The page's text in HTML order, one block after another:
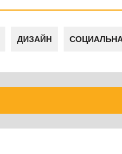
ДИЗАЙН